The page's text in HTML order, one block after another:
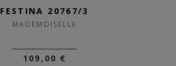
FESTINA 20767/3
MADEMOISELLE
109,00 €